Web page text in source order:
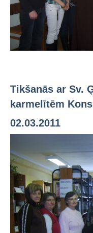
Tikšanās ar Sv.
karmelītēm
02.03.2011